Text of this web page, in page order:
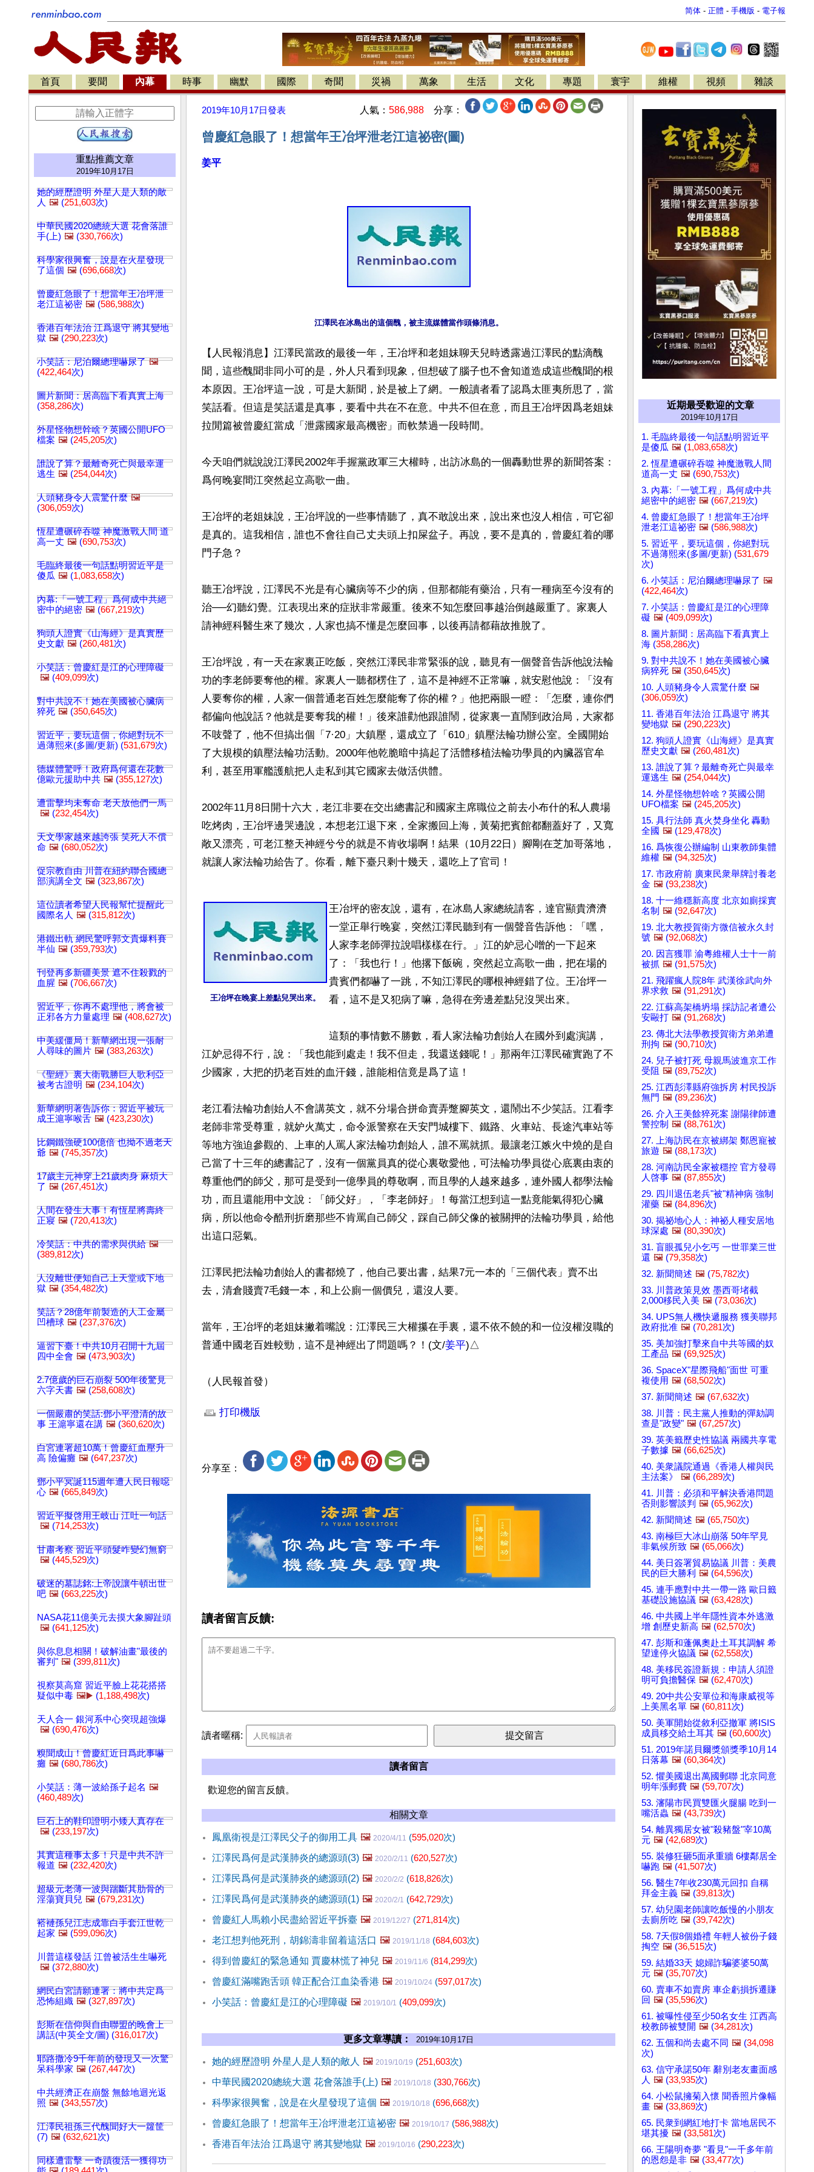
简体 - 正體 - 手機版 - 電子報
首頁 要聞 內幕 時事 幽默 國際 奇聞 災禍 萬象 生活 文化 專題 寰宇 維權 視頻 雜談
重點推薦文章
2019年10月17日
她的經歷證明 外星人是人類的敵
人 🖼️ (251,603次)
中華民國2020總統大選 花會落誰
手(上) 🖼️ (330,766次)
科學家很興奮，說是在火星發現
了這個 🖼️ (696,668次)
曾慶紅急眼了！想當年王冶坪泄
老江這祕密 🖼️ (586,988次)
香港百年法治 江爲退守 將其變地
獄 🖼️ (290,223次)
小笑話：尼泊爾總理嚇尿了 🖼️
(422,464次)
圖片新聞：居高臨下看真實上海
(358,286次)
外星怪物想幹啥？英國公開UFO
檔案 🖼️ (245,205次)
誰說了算？最離奇死亡與最幸運
逃生 🖼️ (254,044次)
人頭豬身令人震驚什麼 🖼️
(306,059次)
恆星遭碾碎吞噬 神魔激戰人間 道
高一丈 🖼️ (690,753次)
毛臨終最後一句話點明習近平是
傻瓜 🖼️ (1,083,658次)
內幕:「一號工程」爲何成中共絕
密中的絕密 🖼️ (667,219次)
狗頭人證實《山海經》是真實歷
史文獻 🖼️ (260,481次)
小笑話：曾慶紅是江的心理障礙
🖼️ (409,099次)
對中共說不！她在美國被心臟病
猝死 🖼️ (350,645次)
習近平，要玩這個，你絕對玩不
過薄熙來(多圖/更新) (531,679次)
德媒體驚呼！政府爲何還在花數
億歐元援助中共 🖼️ (355,127次)
遭雷擊均未奪命 老天放他們一馬
🖼️ (232,454次)
天文學家越來越誇張 笑死人不償
命 🖼️ (680,052次)
促宗教自由 川普在紐約聯合國總
部演講全文 🖼️ (323,867次)
這位讀者希望人民報幫忙提醒此
國際名人 🖼️ (315,812次)
港鐵出軌 網民驚呼郭文貴爆料賽
半仙 🖼️ (359,793次)
刊登再多新疆美景 遮不住殺戮的
血腥 🖼️ (706,667次)
習近平，你再不處理他，將會被
正邪各方力量處理 🖼️ (408,627次)
中美緩僵局！新華網出現一張耐
人尋味的圖片 🖼️ (383,263次)
《聖經》裏大衛戰勝巨人歌利亞
被考古證明 🖼️ (234,104次)
新華網明著告訴你：習近平被玩
成王滬寧喉舌 🖼️ (423,230次)
比鋼鐵強硬100億倍 也拗不過老天
爺 🖼️ (745,357次)
17歲主元神穿上21歲肉身 麻煩大
了 🖼️ (267,451次)
人間在發生大事！有恆星將壽終
正寢 🖼️ (720,413次)
冷笑話：中共的需求與供給 🖼️
(389,812次)
人沒離世便知自己上天堂或下地
獄 🖼️ (354,482次)
笑話？28億年前製造的人工金屬
凹槽球 🖼️ (237,376次)
逼習下臺！中共10月召開十九屆
四中全會 🖼️ (473,903次)
2.7億歲的巨石崩裂 500年後驚見
六字天書 🖼️ (258,608次)
一個嚴肅的笑話:鄧小平澄清的故
事 王滬寧還在講 🖼️ (360,620次)
白宮連署超10萬！曾慶紅血壓升
高 險偏癱 🖼️ (647,237次)
鄧小平冥誕115週年遭人民日報噁
心 🖼️ (665,849次)
習近平擬啓用王岐山 江吐一句話
🖼️ (714,253次)
甘肅考察 習近平頭髮咋變幻無窮
🖼️ (445,529次)
破迷的墓誌銘:上帝說讓牛頓出世
吧 🖼️ (663,225次)
NASA花11億美元去摸大象腳趾頭
🖼️ (641,125次)
與你息息相關！破解油畫"最後的
審判" 🖼️ (399,811次)
視察莫高窟 習近平臉上花花搭搭
疑似中毒 🖼️▶️ (1,188,498次)
天人合一 銀河系中心突現超強爆
🖼️ (690,476次)
糗聞成山！曾慶紅近日爲此事嚇
癱 🖼️ (680,786次)
小笑話：薄一波給孫子起名 🖼️
(460,489次)
巨石上的鞋印證明小矮人真存在
🖼️ (233,197次)
其實這種事太多！只是中共不許
報道 🖼️ (232,420次)
超級元老薄一波與踹斷其肋骨的
淫蕩寶貝兒 🖼️ (679,231次)
褡褳孫兒江志成靠白手套江世乾
起家 🖼️ (599,096次)
川普這樣發話 江曾被活生生嚇死
🖼️ (372,880次)
網民白宮請願連署：將中共定爲
恐怖組織 🖼️ (327,897次)
彭斯在信仰與自由聯盟的晚會上
講話(中英全文/圖) (316,017次)
耶路撒冷9千年前的發現又一次驚
呆科學家 🖼️ (267,447次)
中共經濟正在崩盤 無餘地迴光返
照 🖼️ (343,557次)
江澤民祖孫三代醜聞好大一籮筐
(7) 🖼️ (632,621次)
同樣遭雷擊 一奇蹟復活一獲得功
2019年10月17日發表 人氣： 586,988 分享：
曾慶紅急眼了！想當年王冶坪泄老江這祕密(圖)
姜平
江澤民在冰島出的這個醜，被主流媒體當作頭條消息。
【人民報消息】江澤民當政的最後一年，王冶坪和老姐妹聊天兒時透露過江澤民的點滴醜
聞，這些醜聞非同小可的是，外人只看到現象，但想破了腦子也不會知道造成這些醜聞的根
本原因。王冶坪這一說，可是大新聞，於是被上了網。一般讀者看了認爲太匪夷所思了，當
笑話看。但這是笑話還是真事，要看中共在不在意。中共不但在意，而且王冶坪因爲老姐妹
拉閒篇被曾慶紅當成「泄露國家最高機密」而軟禁過一段時間。
今天咱們就說說江澤民2002年手握黨政軍三大權時，出訪冰島的一個轟動世界的新聞答案：
爲何晚宴間江突然起立高歌一曲。
王冶坪的老姐妹說，王冶坪說的一些事情聽了，真不敢說出來，說出來也沒人相信，可它卻
是真的。這我相信，誰也不會往自己丈夫頭上扣屎盆子。再說，要不是真的，曾慶紅着的哪
門子急？
聽王冶坪說，江澤民不光是有心臟病等不少的病，但那都能有藥治，只有一種病至今沒有的
治──幻聽幻覺。江表現出來的症狀非常嚴重。後來不知怎麼回事越治倒越嚴重了。家裏人
請神經科醫生來了幾次，人家也搞不懂是怎麼回事，以後再請都藉故推脫了。
王冶坪說，有一天在家裏正吃飯，突然江澤民非常緊張的說，聽見有一個聲音告訴他說法輪
功的李老師要奪他的權。家裏人一聽都楞住了，這不是神經不正常嘛，就安慰他說：「沒有
人要奪你的權，人家一個普通老百姓怎麼能奪了你的權？」他把兩眼一瞪：「怎麼，連你們
都偏向他說話？他就是要奪我的權！」後來誰勸他跟誰鬧，從家裏一直鬧到政治局，大家都
不吱聲了，他不但搞出個「7·20」大鎮壓，還成立了「610」鎮壓法輪功辦公室。全國開始
了大規模的鎮壓法輪功活動。2000年他乾脆暗中搞起了活體移植法輪功學員的內臟器官牟
利，甚至用軍艦護航把人走私到其它國家去做活供體。
2002年11月8日開十六大，老江非要在交出總書記和國家主席職位之前去小布什的私人農場
吃烤肉，王冶坪邊哭邊說，本想老江退下來，全家搬回上海，黃菊把賓館都翻蓋好了，又寬
敞又漂亮，可老江整天神經兮兮的就是不肯收場啊！結果（10月22日）腳剛在芝加哥落地，
就讓人家法輪功給告了。你看，離下臺只剩十幾天，還吃上了官司！
王冶坪在晚宴上差點兒哭出來。
王冶坪的密友說，還有，在冰島人家總統請客，達官顯貴濟濟
一堂正舉行晚宴，突然江澤民聽到有一個聲音告訴他：「嘿，
人家李老師彈拉說唱樣樣在行。」江的妒忌心噌的一下起來
了：「我也行！」他撂下飯碗，突然起立高歌一曲，把在場的
貴賓們都嚇了一跳，不知江澤民的哪根神經錯了位。王冶坪一
看，這不是又犯病了嘛，急得在旁邊差點兒沒哭出來。
這類的事情數不勝數，看人家法輪功創始人在國外到處演講，
江妒忌得不行，說：「我也能到處走！我不但走，我還送錢呢！」那兩年江澤民確實跑了不
少國家，大把的扔老百姓的血汗錢，誰能相信竟是爲了這！
老江看法輪功創始人不會講英文，就不分場合拼命賣弄蹩腳英文，還鬧出不少笑話。江看李
老師非常受尊重，就妒火萬丈，命令派警察在天安門城樓下、鐵路、火車站、長途汽車站等
等地方強迫參觀的、上車的人罵人家法輪功創始人，誰不罵就抓。最讓老江嫉火中燒的是自
己當了十三年的總書記了，沒有一個黨員真的從心裏敬愛他，可法輪功學員從心底裏由衷的
尊重他們的師父，那可是受到一億學員的尊敬啊，而且學的人越來越多，連外國人都學法輪
功，而且還能用中文說：「師父好」，「李老師好」！每當江想到這一點竟能氣得犯心臟
病，所以他命令酷刑折磨那些不肯罵自己師父，踩自己師父像的被關押的法輪功學員，給他
出這口惡氣。
江澤民把法輪功創始人的書都燒了，他自己要出書，結果7元一本的「三個代表」賣不出
去，清倉賤賣7毛錢一本，和上公廁一個價兒，還沒人要。
當年，王冶坪的老姐妹撇着嘴說：江澤民三大權攥在手裏，還不依不饒的和一位沒權沒職的
普通中國老百姓較勁，這不是神經出了問題嗎？！(文/姜平)△
（人民報首發）
打印機版
分享至：
讀者留言反饋:
讀者暱稱:
讀者留言
歡迎您的留言反饋。
相關文章
鳳凰衛視是江澤民父子的御用工具 🖼️ 2020/4/11 (595,020次)
江澤民爲何是武漢肺炎的總源頭(3) 🖼️ 2020/2/11 (620,527次)
江澤民爲何是武漢肺炎的總源頭(2) 🖼️ 2020/2/2 (618,826次)
江澤民爲何是武漢肺炎的總源頭(1) 🖼️ 2020/2/1 (642,729次)
曾慶紅人馬賴小民盡給習近平拆臺 🖼️ 2019/12/27 (271,814次)
老江想判他死刑，胡錦濤非留着這活口 🖼️ 2019/11/18 (684,603次)
得到曾慶紅的緊急通知 賈慶林慌了神兒 🖼️ 2019/11/6 (814,299次)
曾慶紅滿嘴跑舌頭 韓正配合江血染香港 🖼️ 2019/10/24 (597,017次)
小笑話：曾慶紅是江的心理障礙 🖼️ 2019/10/1 (409,099次)
更多文章導讀： 2019年10月17日
她的經歷證明 外星人是人類的敵人 🖼️ 2019/10/19 (251,603次)
中華民國2020總統大選 花會落誰手(上) 🖼️ 2019/10/18 (330,766次)
科學家很興奮，說是在火星發現了這個 🖼️ 2019/10/18 (696,668次)
曾慶紅急眼了！想當年王冶坪泄老江這祕密 🖼️ 2019/10/17 (586,988次)
香港百年法治 江爲退守 將其變地獄 🖼️ 2019/10/16 (290,223次)
近期最受歡迎的文章
2019年10月17日
1. 毛臨終最後一句話點明習近平
是傻瓜 🖼️ (1,083,658次)
2. 恆星遭碾碎吞噬 神魔激戰人間
道高一丈 🖼️ (690,753次)
3. 內幕:「一號工程」爲何成中共
絕密中的絕密 🖼️ (667,219次)
4. 曾慶紅急眼了！想當年王冶坪
泄老江這祕密 🖼️ (586,988次)
5. 習近平，要玩這個，你絕對玩
不過薄熙來(多圖/更新) (531,679
次)
6. 小笑話：尼泊爾總理嚇尿了 🖼️
(422,464次)
7. 小笑話：曾慶紅是江的心理障
礙 🖼️ (409,099次)
8. 圖片新聞：居高臨下看真實上
海 (358,286次)
9. 對中共說不！她在美國被心臟
病猝死 🖼️ (350,645次)
10. 人頭豬身令人震驚什麼 🖼️
(306,059次)
11. 香港百年法治 江爲退守 將其
變地獄 🖼️ (290,223次)
12. 狗頭人證實《山海經》是真實
歷史文獻 🖼️ (260,481次)
13. 誰說了算？最離奇死亡與最幸
運逃生 🖼️ (254,044次)
14. 外星怪物想幹啥？英國公開
UFO檔案 🖼️ (245,205次)
15. 具行法師 真火焚身坐化 轟動
全國 🖼️ (129,478次)
16. 爲恢復公辦編制 山東教師集體
維權 🖼️ (94,325次)
17. 市政府前 廣東民衆舉牌討養老
金 🖼️ (93,238次)
18. 十一維穩新高度 北京如廁採實
名制 🖼️ (92,647次)
19. 北大教授賀衛方微信被永久封
號 🖼️ (92,068次)
20. 因言獲罪 渝粵維權人士十一前
被抓 🖼️ (91,575次)
21. 飛躍瘋人院8年 武漢徐武向外
界求救 🖼️ (91,291次)
22. 江蘇高架橋坍塌 採訪記者遭公
安毆打 🖼️ (91,268次)
23. 傳北大法學教授賀衛方弟弟遭
刑拘 🖼️ (90,710次)
24. 兒子被打死 母親馬波進京工作
受阻 🖼️ (89,752次)
25. 江西彭澤縣府強拆房 村民投訴
無門 🖼️ (89,236次)
26. 介入王美餘猝死案 謝陽律師遭
警控制 🖼️ (88,761次)
27. 上海訪民在京被綁架 鄭恩寵被
旅遊 🖼️ (88,173次)
28. 河南訪民全家被穩控 官方發尋
人啓事 🖼️ (87,855次)
29. 四川退伍老兵"被"精神病 強制
灌藥 🖼️ (84,896次)
30. 揭祕地心人：神祕人種安居地
球深處 🖼️ (80,390次)
31. 盲眼孤兒小乞丐 一世罪業三世
還 🖼️ (79,358次)
32. 新聞簡述 🖼️ (75,782次)
33. 川普政策見效 墨西哥堵截
2,000移民入美 🖼️ (73,036次)
34. UPS無人機快遞服務 獲美聯邦
政府批准 🖼️ (70,281次)
35. 美加強打擊來自中共等國的奴
工產品 🖼️ (69,925次)
36. SpaceX"星際飛船"面世 可重
複使用 🖼️ (68,502次)
37. 新聞簡述 🖼️ (67,632次)
38. 川普：民主黨人推動的彈劾調
查是"政變" 🖼️ (67,257次)
39. 英美籤歷史性協議 兩國共享電
子數據 🖼️ (66,625次)
40. 美衆議院通過《香港人權與民
主法案》
🖼️ (66,289次)
41. 川普：必須和平解決香港問題
否則影響談判 🖼️ (65,962次)
42. 新聞簡述 🖼️ (65,750次)
43. 南極巨大冰山崩落 50年罕見
非氣候所致 🖼️ (65,066次)
44. 美日簽署貿易協議 川普：美農
民的巨大勝利 🖼️ (64,596次)
45. 連手應對中共一帶一路 歐日籤
基礎設施協議 🖼️ (63,428次)
46. 中共國上半年隱性資本外逃激
增 創歷史新高 🖼️ (62,570次)
47. 彭斯和蓬佩奧赴土耳其調解 希
望達停火協議 🖼️ (62,558次)
48. 美移民簽證新規：申請人須證
明可負擔醫保 🖼️ (62,470次)
49. 20中共公安單位和海康威視等
上美黑名單 🖼️ (60,811次)
50. 美軍開始從敘利亞撤軍 將ISIS
成員移交給土耳其 🖼️ (60,600次)
51. 2019年諾貝爾獎頒獎季10月14
日落幕 🖼️ (60,364次)
52. 懼美國退出萬國郵聯 北京同意
明年漲郵費 🖼️ (59,707次)
53. 瀋陽市民買雙匯火腿腸 吃到一
嘴活蟲 🖼️ (43,739次)
54. 離異獨居女被"殺豬盤"宰10萬
元 🖼️ (42,689次)
55. 裝修狂砸5面承重牆 6樓鄰居全
嚇跑 🖼️ (41,507次)
56. 醫生7年收230萬元回扣 自稱
拜金主義 🖼️ (39,813次)
57. 幼兒園老師讓吃飯慢的小朋友
去廁所吃 🖼️ (39,742次)
58. 7天假8個婚禮 年輕人被份子錢
掏空 🖼️ (36,515次)
59. 結婚33天 媳婦詐騙婆婆50萬
元 🖼️ (35,707次)
60. 賣車不如賣房 車企虧損拆遷賺
回 🖼️ (35,596次)
61. 被曝性侵至少50名女生 江西高
校教師被雙開 🖼️ (34,281次)
62. 五個和尚去處不同 🖼️ (34,098
次)
63. 信守承諾50年 辭別老友畫面感
人 🖼️ (33,935次)
64. 小松鼠擁菊入懷 聞香照片像幅
畫 🖼️ (33,869次)
65. 民衆到網紅地打卡 當地居民不
堪其擾 🖼️ (33,581次)
66. 王陽明奇夢 "看見"一千多年前
的恩怨是非 🖼️ (33,477次)